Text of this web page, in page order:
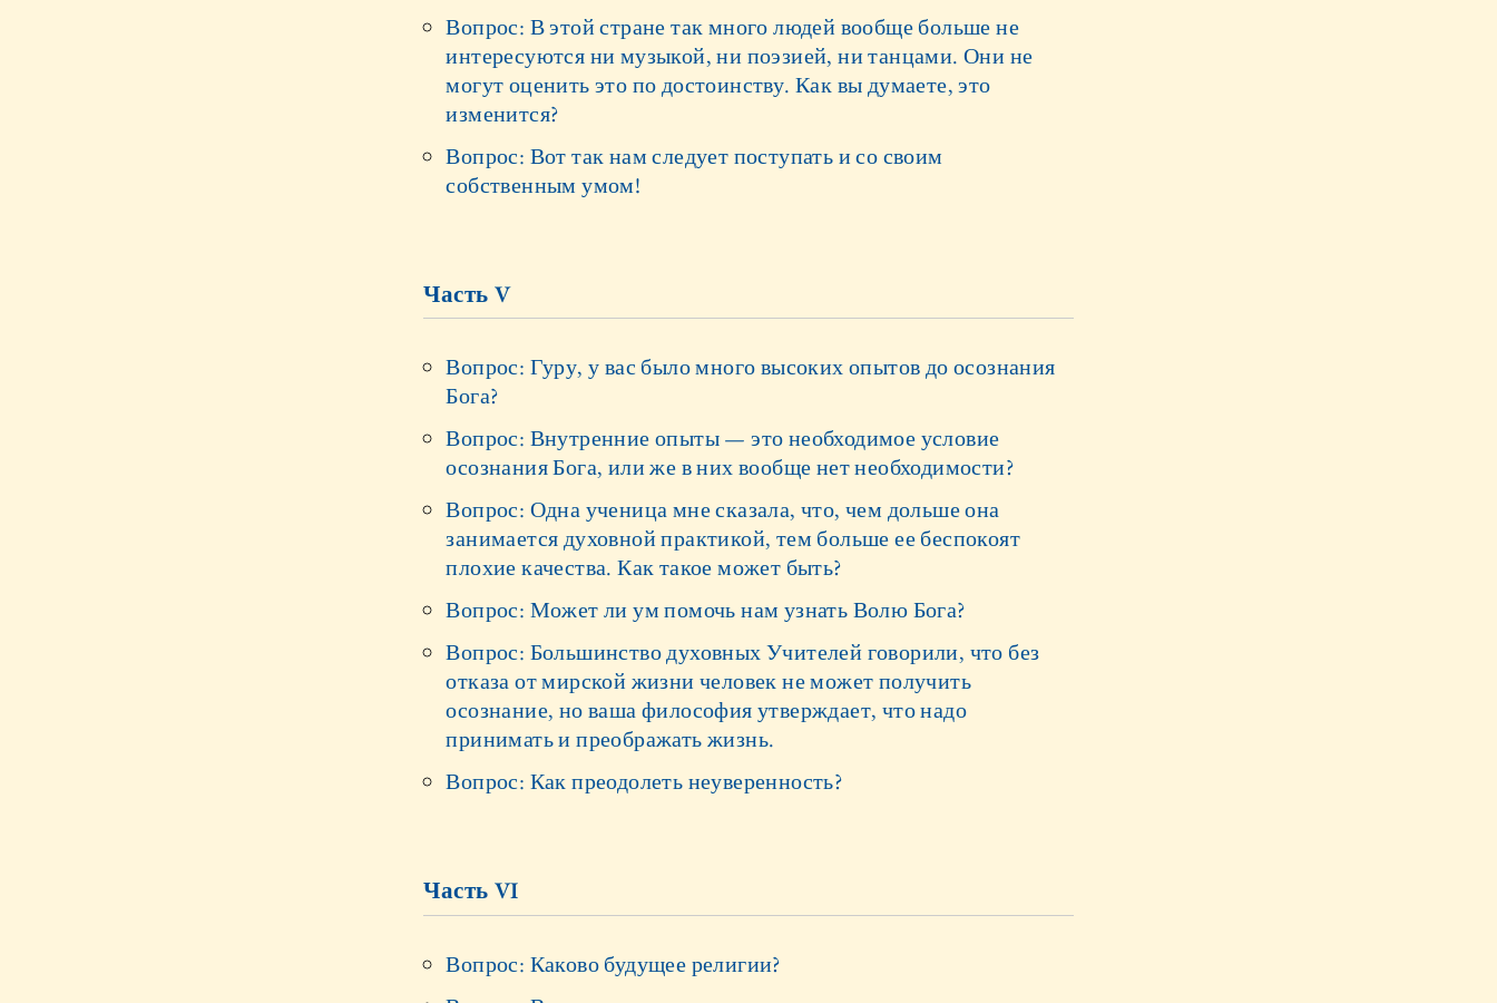
Вопрос: В этой стране так много людей вообще больше не
интересуются ни музыкой, ни поэзией, ни танцами. Они не
могут оценить это по достоинству. Как вы думаете, это
изменится?
Вопрос: Вот так нам следует поступать и со своим
собственным умом!
Часть V
Вопрос: Гуру, у вас было много высоких опытов до осознания
Бога?
Вопрос: Внутренние опыты — это необходимое условие
осознания Бога, или же в них вообще нет необходимости?
Вопрос: Одна ученица мне сказала, что, чем дольше она
занимается духовной практикой, тем больше ее беспокоят
плохие качества. Как такое может быть?
Вопрос: Может ли ум помочь нам узнать Волю Бога?
Вопрос: Большинство духовных Учителей говорили, что без
отказа от мирской жизни человек не может получить
осознание, но ваша философия утверждает, что надо
принимать и преображать жизнь.
Вопрос: Как преодолеть неуверенность?
Часть VI
Вопрос: Каково будущее религии?